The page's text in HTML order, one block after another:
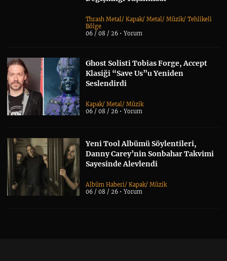
Thrash Metal /Kapak/Metal /Müzik/Tehlikeli
Bölge
06 / 08 / 26 •Yorum
Ghost Solisti Tobias Forge, Accept
Klasiği “Save Us”u Yeniden
Seslendirdi
Kapak/Metal /Müzik
06 / 08 / 26 •Yorum
Yeni Tool Albümü Söylentileri,
Danny Carey’nin Sonbahar Takvimi
Sayesinde Alevlendi
Albüm Haberi/Kapak/Müzik
06 / 08 / 26 •Yorum